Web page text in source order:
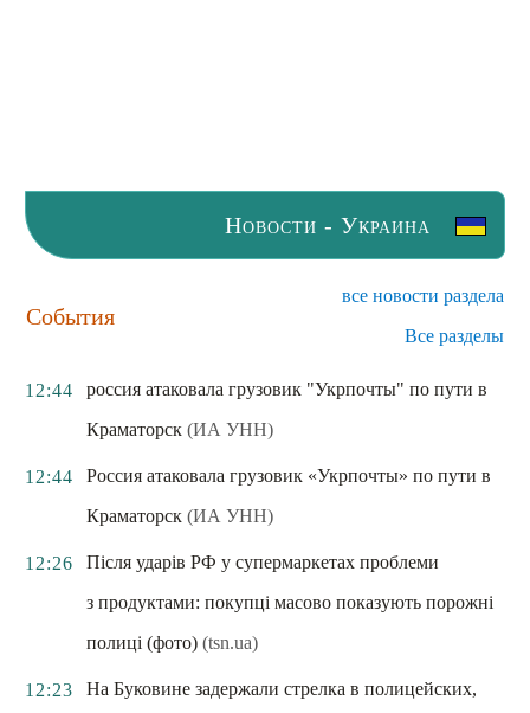
Новости - Украина
События
все новости раздела
Все разделы
12:44
россия атаковала грузовик "Укрпочты" по пути в
Краматорск (ИА УНН)
12:44
Россия атаковала грузовик «Укрпочты» по пути в
Краматорск (ИА УНН)
12:26
Після ударів РФ у супермаркетах проблеми
з продуктами: покупці масово показують порожні
полиці (фото) (tsn.ua)
12:23
На Буковине задержали стрелка в полицейских,